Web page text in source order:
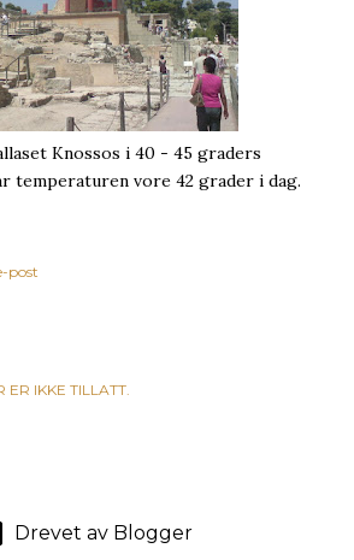
Knossos i 40 - 45 graders
temperaturen vore 42 grader i dag.
post
ER IKKE TILLATT.
Drevet av Blogger